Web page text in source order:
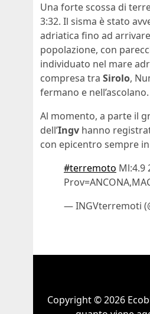
Una forte scossa di
3:32. Il sisma è stato
adriatica fino ad
popolazione, con
individuato nel mare
compresa tra Sirolo,
fermano e nell’ascolano.
Al momento, a parte il
dell’Ingv hanno
con epicentro sempre
#terremoto Ml:4.9
— INGVterremoti
Copyright © 2026